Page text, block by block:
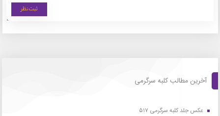
آخرین مطالب کلبه سرگرمی
عکس جلد کلبه سرگرمی ۵۱۷